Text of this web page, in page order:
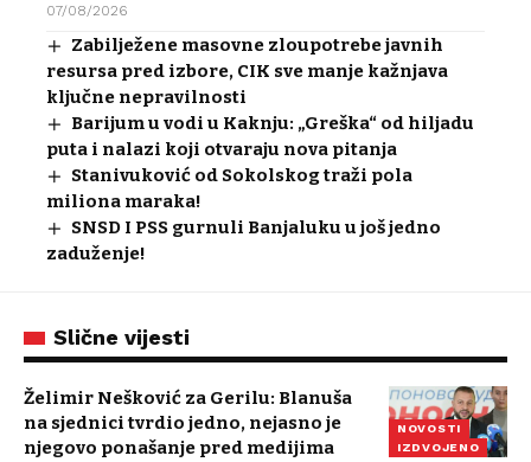
07/08/2026
Zabilježene masovne zloupotrebe javnih
resursa pred izbore, CIK sve manje kažnjava
ključne nepravilnosti
Barijum u vodi u Kaknju: „Greška“ od hiljadu
puta i nalazi koji otvaraju nova pitanja
Stanivuković od Sokolskog traži pola
miliona maraka!
SNSD I PSS gurnuli Banjaluku u još jedno
zaduženje!
Slične vijesti
NOVOSTI
IZDVOJENO
Želimir Nešković za Gerilu: Blanuša
na sjednici tvrdio jedno, nejasno je
njegovo ponašanje pred medijima